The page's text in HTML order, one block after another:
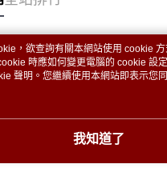
，欲查詢有關本網站使用 cookie
時應如何變更電腦的 cookie 設
聲明。您繼續使用本網站即表示您
明使用 cookie。
我知道了